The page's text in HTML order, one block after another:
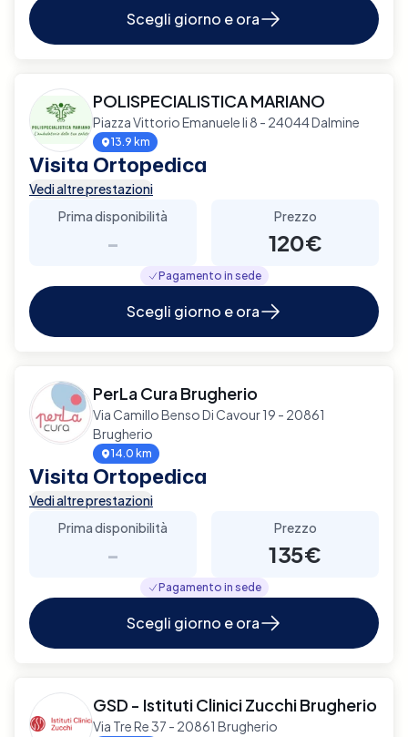
Scegli giorno e ora
POLISPECIALISTICA MARIANO
Piazza Vittorio Emanuele Ii 8 - 24044 Dalmine
13.9 km
Visita Ortopedica
Vedi altre prestazioni
Prima disponibilità
-
Prezzo
120€
Pagamento in sede
Scegli giorno e ora
PerLa Cura Brugherio
Via Camillo Benso Di Cavour 19 - 20861
Brugherio
14.0 km
Visita Ortopedica
Vedi altre prestazioni
Prima disponibilità
-
Prezzo
135€
Pagamento in sede
Scegli giorno e ora
GSD - Istituti Clinici Zucchi Brugherio
Via Tre Re 37 - 20861 Brugherio